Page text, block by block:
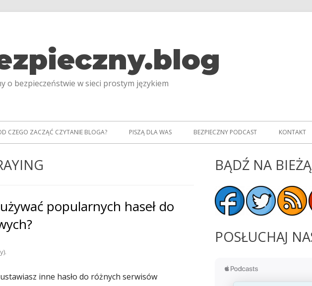
o bezpieczeństwie w sieci prostym językiem
CZEGO ZACZĄĆ CZYTANIE BLOGA? PISZĄ DLA WAS BEZPIECZNY PODCAST KONTAKT
popularnych haseł do
inne hasło do różnych serwisów
Główny
panel
boczny
BĄDŹ NA
POSŁUCHAJ